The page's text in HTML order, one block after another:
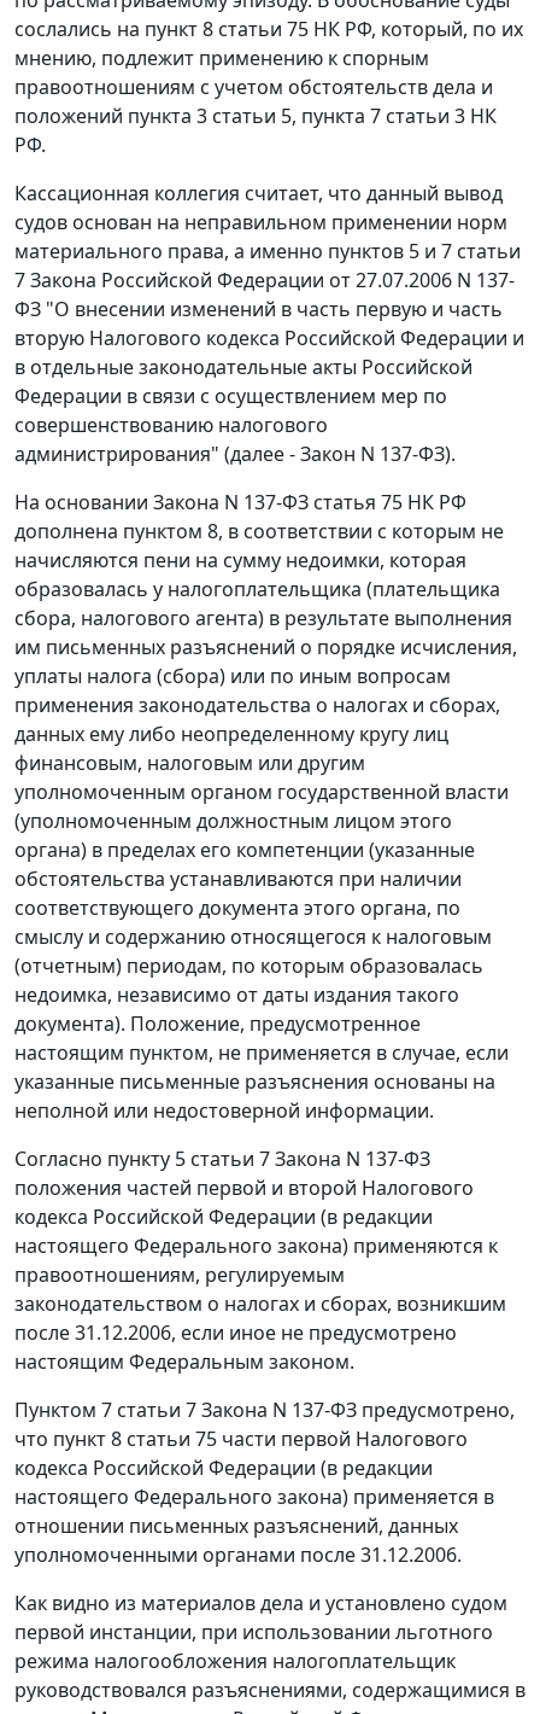
сослались на пункт 8 статьи 75 НК РФ, который, по их
мнению, подлежит применению к спорным
правоотношениям с учетом обстоятельств дела и
положений пункта 3 статьи 5, пункта 7 статьи 3 НК
РФ.
Кассационная коллегия считает, что данный вывод
судов основан на неправильном применении норм
материального права, а именно пунктов 5 и 7 статьи
7Закона Российской Федерации от 27.07.2006 N 137-
ФЗ "О внесении изменений в часть первую и часть
вторую Налогового кодекса Российской Федерации и
в отдельные законодательные акты Российской
Федерации в связи с осуществлением мер по
совершенствованию налогового
администрирования" (далее - Закон N 137-ФЗ).
На основании Закона N 137-ФЗ статья 75 НК РФ
дополнена пунктом 8, в соответствии с которым не
начисляются пени на сумму недоимки, которая
образовалась у налогоплательщика (плательщика
сбора, налогового агента) в результате выполнения
им письменных разъяснений о порядке исчисления,
уплаты налога (сбора) или по иным вопросам
применения законодательства о налогах и сборах,
данных ему либо неопределенному кругу лиц
финансовым, налоговым или другим
уполномоченным органом государственной власти
(уполномоченным должностным лицом этого
органа) в пределах его компетенции (указанные
обстоятельства устанавливаются при наличии
соответствующего документа этого органа, по
смыслу и содержанию относящегося к налоговым
(отчетным) периодам, по которым образовалась
недоимка, независимо от даты издания такого
документа). Положение, предусмотренное
настоящим пунктом, не применяется в случае, если
указанные письменные разъяснения основаны на
неполной или недостоверной информации.
Согласно пункту 5 статьи 7Закона N 137-ФЗ
положения частей первой и второй Налогового
кодекса Российской Федерации (в редакции
настоящего Федерального закона) применяются к
правоотношениям, регулируемым
законодательством о налогах и сборах, возникшим
после 31.12.2006, если иное не предусмотрено
настоящим Федеральным законом.
Пунктом 7 статьи 7Закона N 137-ФЗ предусмотрено,
что пункт 8 статьи 75 части первой Налогового
кодекса Российской Федерации (в редакции
настоящего Федерального закона) применяется в
отношении письменных разъяснений, данных
уполномоченными органами после 31.12.2006.
Как видно из материалов дела и установлено судом
первой инстанции, при использовании льготного
режима налогообложения налогоплательщик
руководствовался разъяснениями, содержащимися в